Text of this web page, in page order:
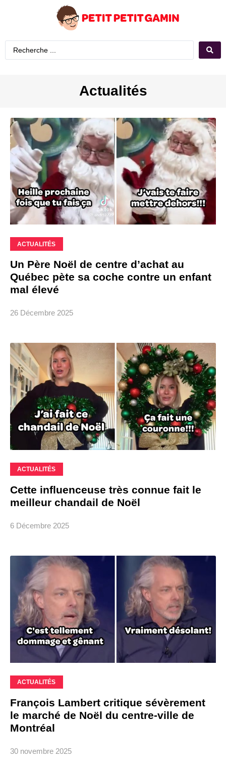
Actualités
ACTUALITÉS
Un Père Noël de centre d’achat au
Québec pète sa coche contre un enfant
mal élevé
26 Décembre 2025
ACTUALITÉS
Cette influenceuse très connue fait le
meilleur chandail de Noël
6 Décembre 2025
ACTUALITÉS
François Lambert critique sévèrement
le marché de Noël du centre-ville de
Montréal
30 novembre 2025